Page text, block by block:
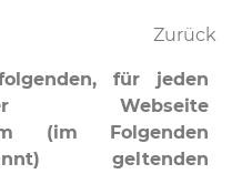
Zurück
für jeden
Webseite
(im Folgenden
geltenden